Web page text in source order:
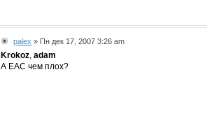
palex » Пн дек 17, 2007 3:26 am
Krokoz,adam
А EAC чем плох?